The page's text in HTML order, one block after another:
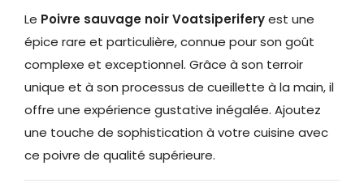
Le Poivre sauvage noir Voatsiperiferyest une
épice rare et particulière, connue pour son goût
complexe et exceptionnel. Grâce à son terroir
unique et à son processus de cueillette à la main, il
offre une expérience gustative inégalée. Ajoutez
une touche de sophistication à votre cuisine avec
ce poivre de qualité supérieure.